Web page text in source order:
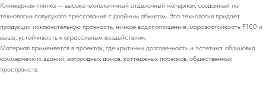
Клинкерная плитка — высокотехнологичный отделочный материал, созданный по
технологии полусухого прессования с двойным обжигом. Эта технология придает
продукции исключительную прочность, низкое водопоглощение, морозостойкость F100 и
выше, устойчивость к агрессивным воздействиям.
Материал применяется в проектах, где критичны долговечность и эстетика: облицовка
коммерческих зданий, загородных домов, коттеджных поселков, общественных
пространств.